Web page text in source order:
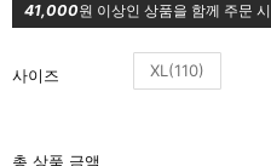
41,000원 이상인 상품을 함께 주문 시
사이즈 XL(110)
총 상품 금액